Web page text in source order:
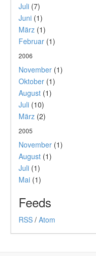
Juli (7)
Juni (1)
März (1)
Februar (1)
2006
November (1)
Oktober (1)
August (1)
Juli (10)
März (2)
2005
November (1)
August (1)
Juli (1)
Mai (1)
Feeds
RSS / Atom